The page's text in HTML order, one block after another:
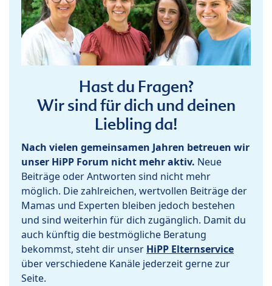
Hast du Fragen?
Wir sind für dich und deinen
Liebling da!
Nach vielen gemeinsamen Jahren betreuen wir
unser HiPP Forum nicht mehr aktiv. Neue
Beiträge oder Antworten sind nicht mehr
möglich. Die zahlreichen, wertvollen Beiträge der
Mamas und Experten bleiben jedoch bestehen
und sind weiterhin für dich zugänglich. Damit du
auch künftig die bestmögliche Beratung
bekommst, steht dir unser HiPP Elternservice
über verschiedene Kanäle jederzeit gerne zur
Seite.